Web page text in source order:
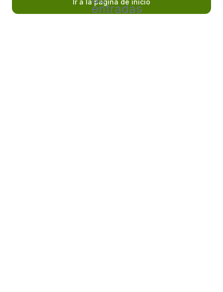
entradas
Ir a la página de inicio